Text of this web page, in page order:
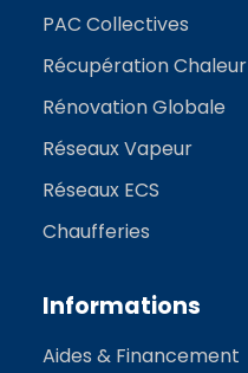
PAC Collectives
Récupération Chaleur
Rénovation Globale
Réseaux Vapeur
Réseaux ECS
Chaufferies
Informations
Aides & Financement